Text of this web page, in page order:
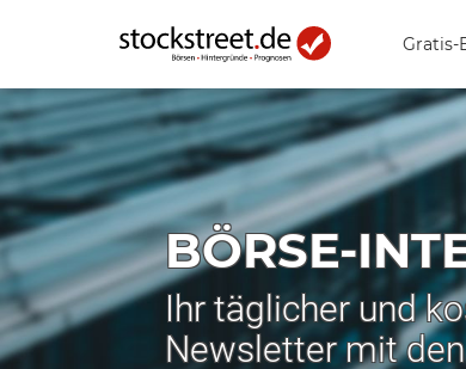
Gratis-
BÖRSE-
Ihr täglicher und
Newsletter mit